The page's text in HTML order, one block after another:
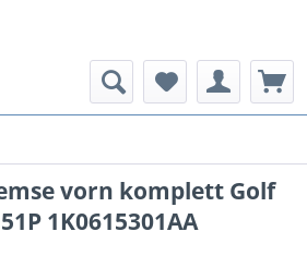
vorn komplett Golf
1K0615301AA